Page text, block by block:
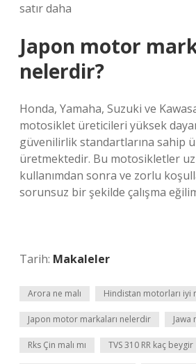
satır daha
Japon motor
nelerdir?
Honda, Yamaha, Suzuki ve
motosiklet üreticileri yüksek
güvenilirlik standartlarına sahip
üretmektedir. Bu motosikletler
kullanımdan sonra ve zorlu
sorunsuz bir şekilde çalışma
Tarih: Makaleler
Arora ne malı Hindistan motorları iyi
Japon motor markaları nelerdir Jawa
Rks Çin malı mı TVS 310 RR kaç beygir